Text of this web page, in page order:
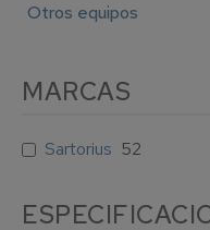
Otros equipos
MARCAS
Sartorius 52